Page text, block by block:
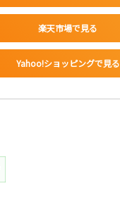
楽天市場で見る
Yahoo!ショッピングで見る